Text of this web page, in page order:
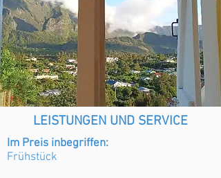
LEISTUNGEN UND SERVICE
Im Preis inbegriffen:
Frühstück